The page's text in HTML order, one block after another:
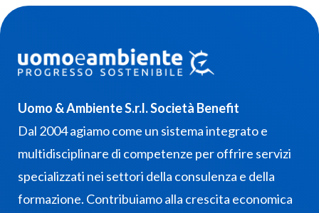
Uomo & Ambiente S.r.l. Società Benefit
Dal 2004 agiamo come un sistema integrato e
multidisciplinare di competenze per offrire servizi
specializzati nei settori della consulenza e della
formazione. Contribuiamo alla crescita economica